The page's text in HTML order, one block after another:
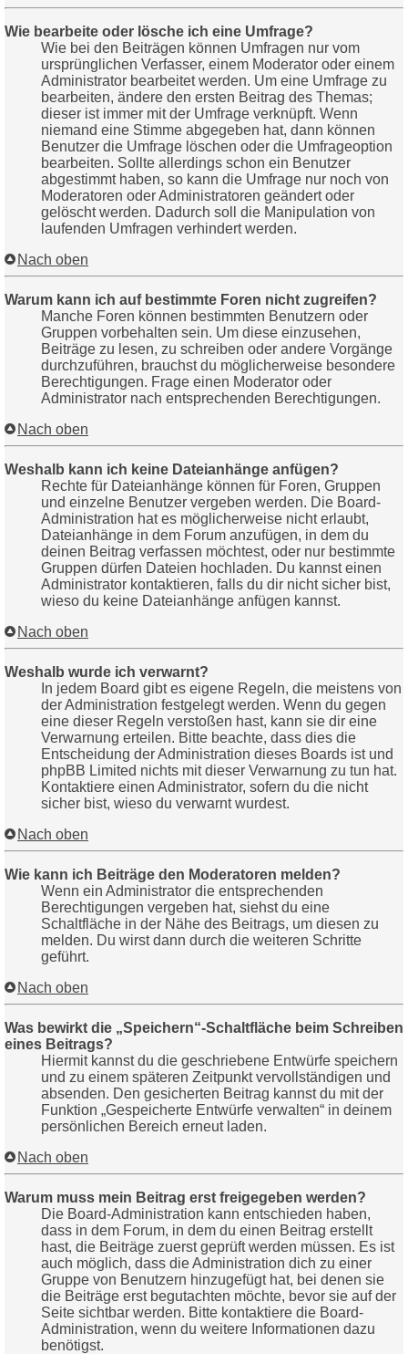
Wie bearbeite oder lösche ich eine Umfrage?
Wie bei den Beiträgen können Umfragen nur vom
ursprünglichen Verfasser, einem Moderator oder einem
Administrator bearbeitet werden. Um eine Umfrage zu
bearbeiten, ändere den ersten Beitrag des Themas;
dieser ist immer mit der Umfrage verknüpft. Wenn
niemand eine Stimme abgegeben hat, dann können
Benutzer die Umfrage löschen oder die Umfrageoption
bearbeiten. Sollte allerdings schon ein Benutzer
abgestimmt haben, so kann die Umfrage nur noch von
Moderatoren oder Administratoren geändert oder
gelöscht werden. Dadurch soll die Manipulation von
laufenden Umfragen verhindert werden.
Nach oben
Warum kann ich auf bestimmte Foren nicht zugreifen?
Manche Foren können bestimmten Benutzern oder
Gruppen vorbehalten sein. Um diese einzusehen,
Beiträge zu lesen, zu schreiben oder andere Vorgänge
durchzuführen, brauchst du möglicherweise besondere
Berechtigungen. Frage einen Moderator oder
Administrator nach entsprechenden Berechtigungen.
Nach oben
Weshalb kann ich keine Dateianhänge anfügen?
Rechte für Dateianhänge können für Foren, Gruppen
und einzelne Benutzer vergeben werden. Die Board-
Administration hat es möglicherweise nicht erlaubt,
Dateianhänge in dem Forum anzufügen, in dem du
deinen Beitrag verfassen möchtest, oder nur bestimmte
Gruppen dürfen Dateien hochladen. Du kannst einen
Administrator kontaktieren, falls du dir nicht sicher bist,
wieso du keine Dateianhänge anfügen kannst.
Nach oben
Weshalb wurde ich verwarnt?
In jedem Board gibt es eigene Regeln, die meistens von
der Administration festgelegt werden. Wenn du gegen
eine dieser Regeln verstoßen hast, kann sie dir eine
Verwarnung erteilen. Bitte beachte, dass dies die
Entscheidung der Administration dieses Boards ist und
phpBB Limited nichts mit dieser Verwarnung zu tun hat.
Kontaktiere einen Administrator, sofern du die nicht
sicher bist, wieso du verwarnt wurdest.
Nach oben
Wie kann ich Beiträge den Moderatoren melden?
Wenn ein Administrator die entsprechenden
Berechtigungen vergeben hat, siehst du eine
Schaltfläche in der Nähe des Beitrags, um diesen zu
melden. Du wirst dann durch die weiteren Schritte
geführt.
Nach oben
Was bewirkt die „Speichern“-Schaltfläche beim Schreiben
eines Beitrags?
Hiermit kannst du die geschriebene Entwürfe speichern
und zu einem späteren Zeitpunkt vervollständigen und
absenden. Den gesicherten Beitrag kannst du mit der
Funktion „Gespeicherte Entwürfe verwalten“ in deinem
persönlichen Bereich erneut laden.
Nach oben
Warum muss mein Beitrag erst freigegeben werden?
Die Board-Administration kann entschieden haben,
dass in dem Forum, in dem du einen Beitrag erstellt
hast, die Beiträge zuerst geprüft werden müssen. Es ist
auch möglich, dass die Administration dich zu einer
Gruppe von Benutzern hinzugefügt hat, bei denen sie
die Beiträge erst begutachten möchte, bevor sie auf der
Seite sichtbar werden. Bitte kontaktiere die Board-
Administration, wenn du weitere Informationen dazu
benötigst.